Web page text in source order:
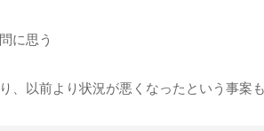
に思う
、以前より状況が悪くなったという事案